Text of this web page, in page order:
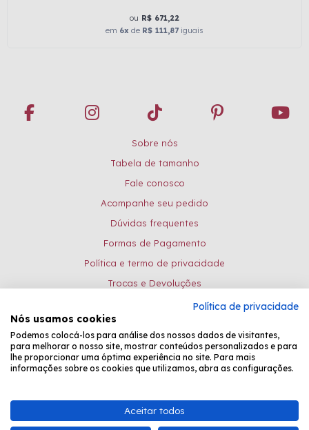
ou R$ 671,22
em 6x de R$ 111,87 iguais
Sobre nós
Tabela de tamanho
Fale conosco
Acompanhe seu pedido
Dúvidas frequentes
Formas de Pagamento
Política e termo de privacidade
Trocas e Devoluções
Formas de pagamento:
Desenvolvido porFastchannel
Bead Shop Comércio de Pedrarias EPP - CNPJ: 08.081.031/0001-26 -
Atendimento Online: de seg. à sexta, das 8:30 às 17:15.
Política de privacidade
Nós usamos cookies
Podemos colocá-los para análise dos nossos dados de visitantes,
para melhorar o nosso site, mostrar conteúdos personalizados e para
lhe proporcionar uma óptima experiência no site. Para mais
informações sobre os cookies que utilizamos, abra as configurações.
Aceitar todos